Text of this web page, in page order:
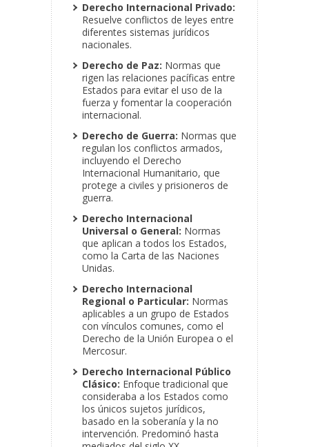
Derecho Internacional Privado:
Resuelve conflictos de leyes entre
diferentes sistemas jurídicos
nacionales.
Derecho de Paz: Normas que
rigen las relaciones pacíficas entre
Estados para evitar el uso de la
fuerza y fomentar la cooperación
internacional.
Derecho de Guerra: Normas que
regulan los conflictos armados,
incluyendo el Derecho
Internacional Humanitario, que
protege a civiles y prisioneros de
guerra.
Derecho Internacional
Universal o General: Normas
que aplican a todos los Estados,
como la Carta de las Naciones
Unidas.
Derecho Internacional
Regional o Particular: Normas
aplicables a un grupo de Estados
con vínculos comunes, como el
Derecho de la Unión Europea o el
Mercosur.
Derecho Internacional Público
Clásico: Enfoque tradicional que
consideraba a los Estados como
los únicos sujetos jurídicos,
basado en la soberanía y la no
intervención. Predominó hasta